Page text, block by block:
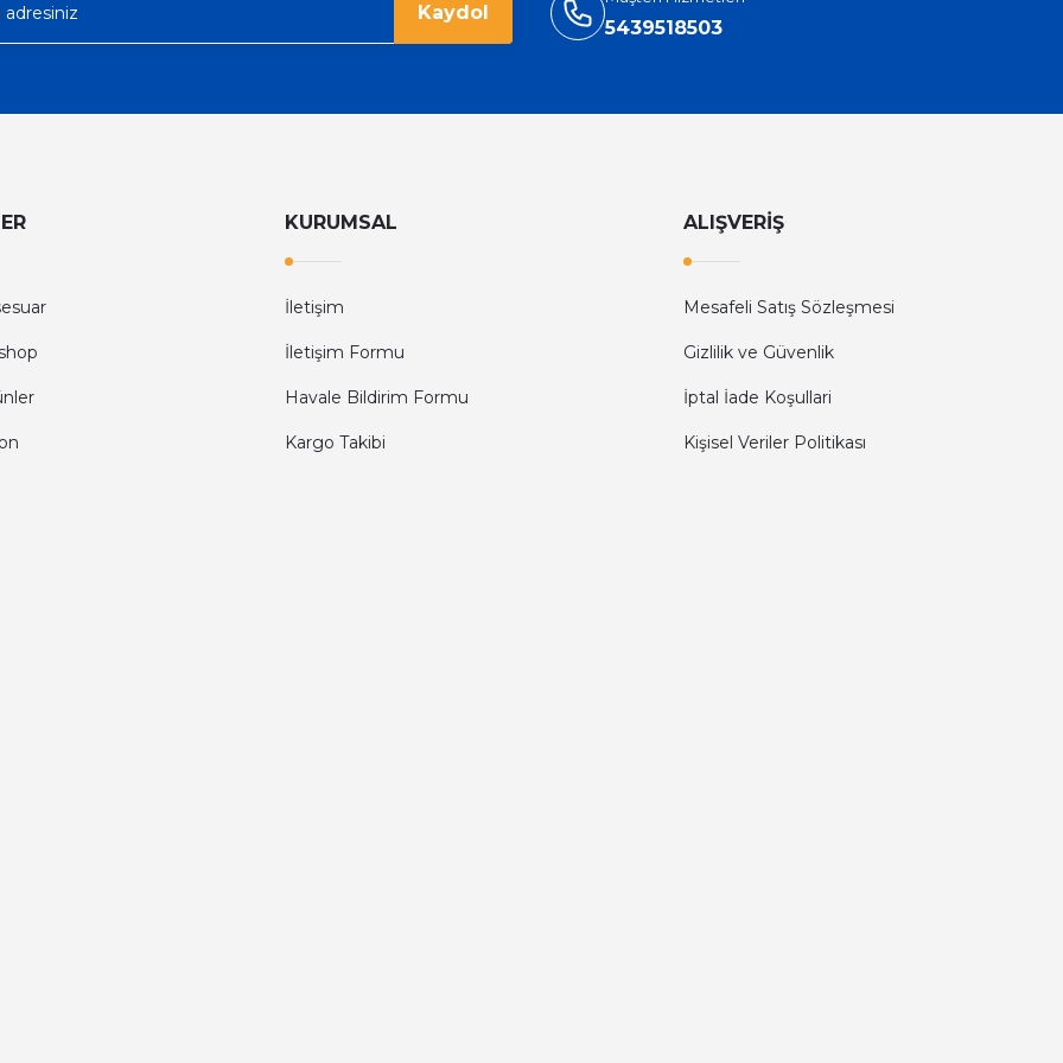
Kaydol
5439518503
KURUMSAL
İletişim
İletişim Formu
Havale Bildirim Formu
Kargo Takibi
ALIŞVERİŞ
Mesafeli Satış Sözleşmesi
Gizlilik ve Güvenlik
İptal İade Koşullari
Kişisel Veriler Politikası